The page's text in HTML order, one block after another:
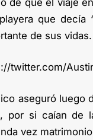
de que el viaje
que decía
de sus vidas.
twitter.com/
aseguró luego
por si caían de
vez